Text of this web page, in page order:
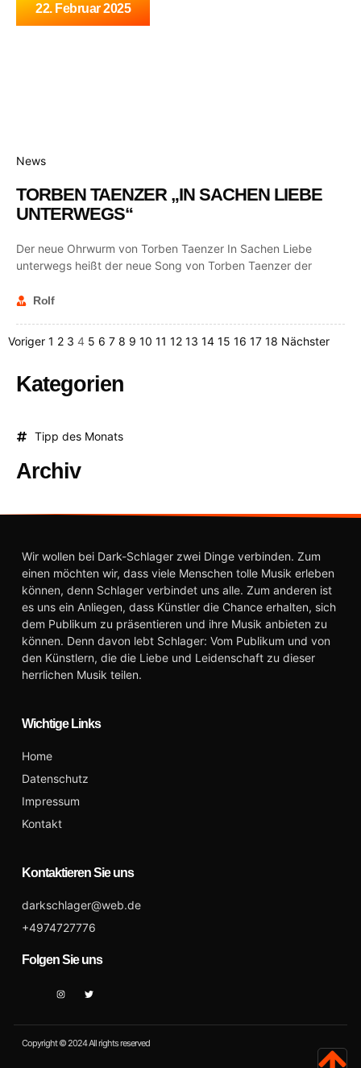
22. Februar 2025
News
TORBEN TAENZER „IN SACHEN LIEBE
UNTERWEGS“
Der neue Ohrwurm von Torben Taenzer In Sachen Liebe
unterwegs heißt der neue Song von Torben Taenzer der
Rolf
Voriger 1 2 3 4 5 6 7 8 9 10 11 12 13 14 15 16 17 18 Nächster
Kategorien
Tipp des Monats
Archiv
Wir wollen bei Dark-Schlager zwei Dinge verbinden. Zum
einen möchten wir, dass viele Menschen tolle Musik erleben
können, denn Schlager verbindet uns alle. Zum anderen ist
es uns ein Anliegen, dass Künstler die Chance erhalten, sich
dem Publikum zu präsentieren und ihre Musik anbieten zu
können. Denn davon lebt Schlager: Vom Publikum und von
den Künstlern, die die Liebe und Leidenschaft zu dieser
herrlichen Musik teilen.
Wichtige Links
Home
Datenschutz
Impressum
Kontakt
Kontaktieren Sie uns
darkschlager@web.de
+4974727776
Folgen Sie uns
Copyright © 2024 All rights reserved